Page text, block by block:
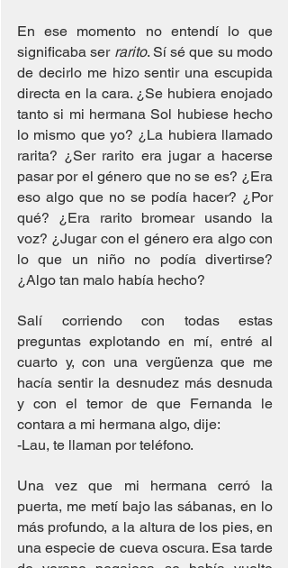
En ese momento no entendí lo que
significaba ser rarito. Sí sé que su modo
de decirlo me hizo sentir una escupida
directa en la cara. ¿Se hubiera enojado
tanto si mi hermana Sol hubiese hecho
lo mismo que yo? ¿La hubiera llamado
rarita? ¿Ser rarito era jugar a hacerse
pasar por el género que no se es? ¿Era
eso algo que no se podía hacer? ¿Por
qué? ¿Era rarito bromear usando la
voz? ¿Jugar con el género era algo con
lo que un niño no podía divertirse?
¿Algo tan malo había hecho?
Salí corriendo con todas estas
preguntas explotando en mí, entré al
cuarto y, con una vergüenza que me
hacía sentir la desnudez más desnuda
y con el temor de que Fernanda le
contara a mi hermana algo, dije:
-Lau, te llaman por teléfono.
Una vez que mi hermana cerró la
puerta, me metí bajo las sábanas, en lo
más profundo, a la altura de los pies, en
una especie de cueva oscura. Esa tarde